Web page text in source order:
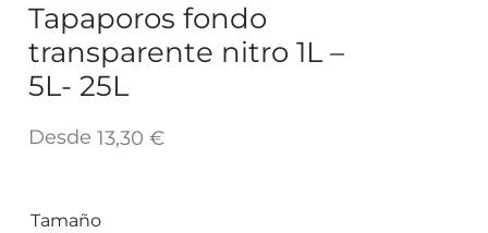
Tapaporos fondo
transparente nitro 1L –
5L- 25L
Desde 13,30 €
Tamaño